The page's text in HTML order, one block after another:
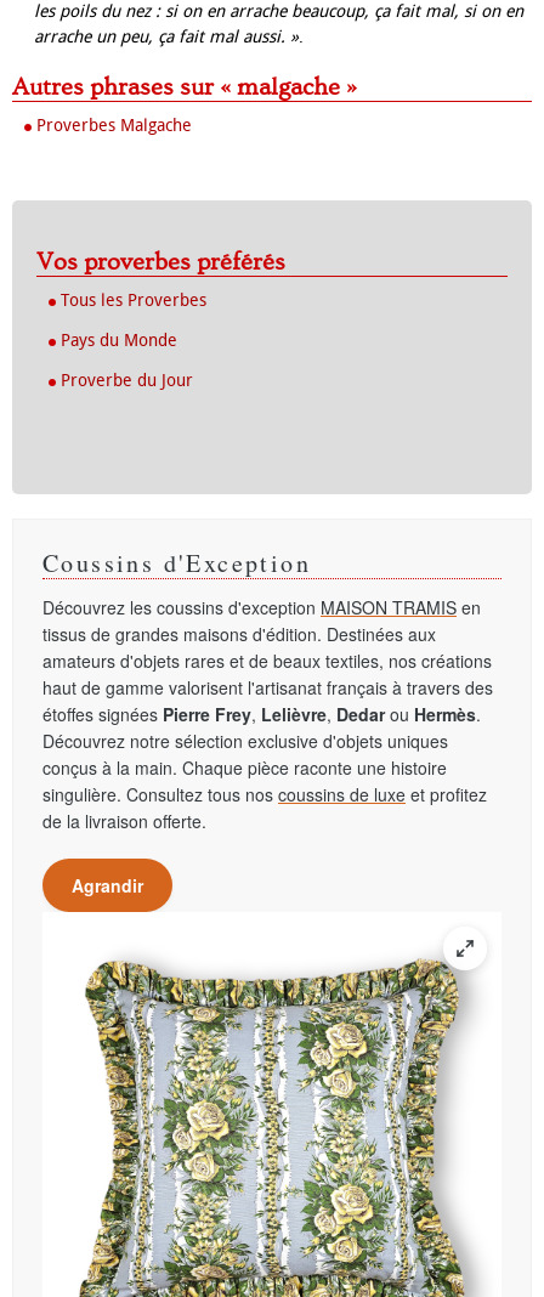
les poils du nez : si on en arrache beaucoup, ça fait mal, si on en
arrache un peu, ça fait mal aussi. ».
Autres phrases sur « malgache »
Proverbes Malgache
Vos proverbes préférés
Tous les Proverbes
Pays du Monde
Proverbe du Jour
Coussins d'Exception
Découvrez les coussins d'exception MAISON TRAMIS en
tissus de grandes maisons d'édition. Destinées aux
amateurs d'objets rares et de beaux textiles, nos créations
haut de gamme valorisent l'artisanat français à travers des
étoffes signées Pierre Frey, Lelièvre, Dedarou Hermès.
Découvrez notre sélection exclusive d'objets uniques
conçus à la main. Chaque pièce raconte une histoire
singulière. Consultez tous nos coussins de luxe et profitez
de la livraison offerte.
Agrandir